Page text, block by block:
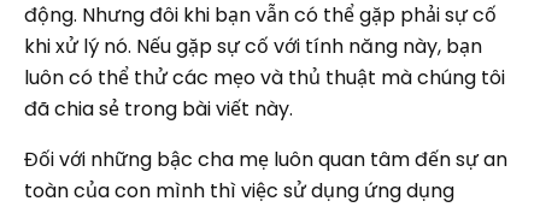
động. Nhưng đôi khi bạn vẫn có thể gặp phải sự cố
khi xử lý nó. Nếu gặp sự cố với tính năng này, bạn
luôn có thể thử các mẹo và thủ thuật mà chúng tôi
đã chia sẻ trong bài viết này.
Đối với những bậc cha mẹ luôn quan tâm đến sự an
toàn của con mình thì việc sử dụng ứng dụng